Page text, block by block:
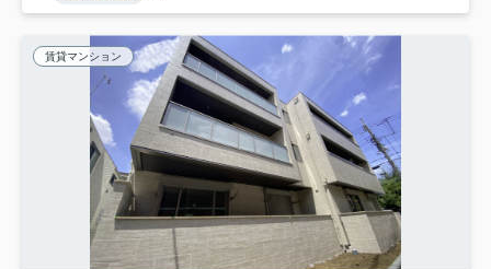
賃貸マンション